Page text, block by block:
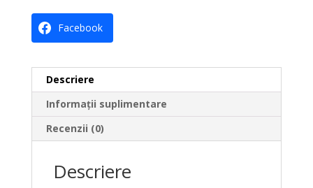
Facebook
Descriere
Informații suplimentare
Recenzii (0)
Descriere